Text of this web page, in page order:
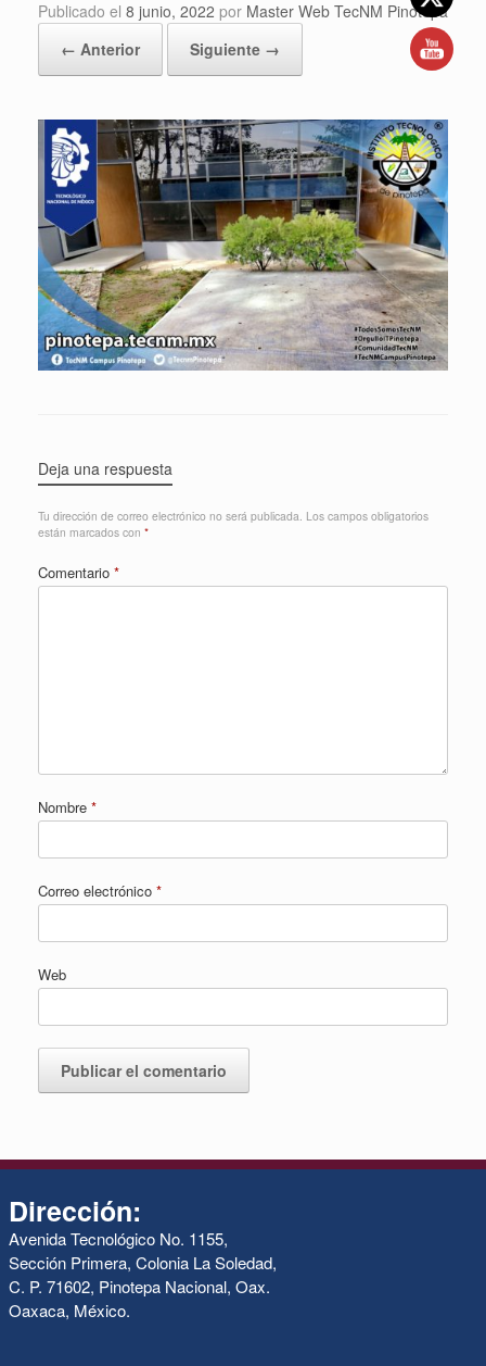
Publicado el 8 junio, 2022 por Master Web TecNM Pinotepa
← Anterior
Siguiente →
Deja una respuesta
Tu dirección de correo electrónico no será publicada. Los campos obligatorios
están marcados con *
Comentario *
Nombre *
Correo electrónico *
Web
Dirección:
Avenida Tecnológico No. 1155,
Sección Primera, Colonia La Soledad,
C. P. 71602, Pinotepa Nacional, Oax.
Oaxaca, México.